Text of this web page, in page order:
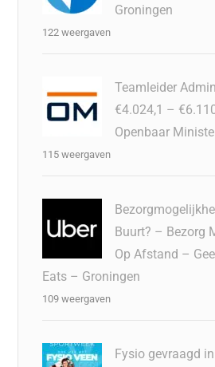
Groningen
122 weergaven
Teamleider
€4.024,1 –
Openbaar
115 weergaven
Buurt? – Bezorg
Op Afstand –
Eats – Groningen
109 weergaven
Fysio gevraagd